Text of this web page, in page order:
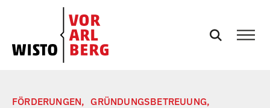
FÖRDERUNGEN, GRÜNDUNGSBETREUUNG,